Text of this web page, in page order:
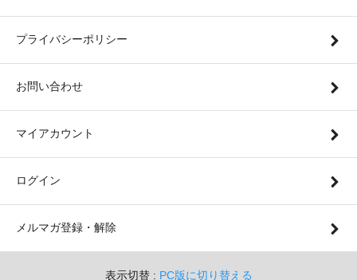
プライバシーポリシー
お問い合わせ
マイアカウント
ログイン
メルマガ登録・解除
表示切替 : PC版に切り替える